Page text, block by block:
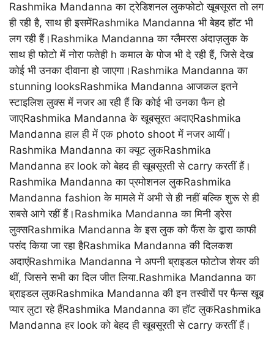
Rashmika Mandanna का ट्रेडिशनल लुकफोटो खूबसूरत तो लग
ही रही है, साथ ही इसमेंRashmika Mandanna भी बेहद हॉट भी
लग रही हैं।Rashmika Mandanna का ग्लैमरस अंदाज़लुक के
साथ ही फोटो में नोरा फतेही h कमाल के पोज भी दे रही हैं, जिसे देख
कोई भी उनका दीवाना हो जाएगा।Rashmika Mandanna का
stunning looksRashmika Mandanna आजकल इतने
स्‍टाइलिश लुक्‍स में नजर आ रही हैं कि कोई भी उनका फैन हो
जाएRashmika Mandanna के खूबसूरत अदाएRashmika
Mandanna हाल ही में एक photo shoot में नजर आयीं।
Rashmika Mandanna का क्यूट लुकRashmika
Mandanna हर look को बेहद ही खूबसूरती से carry करतीं हैं।
Rashmika Mandanna का प्रमोशनल लुकRashmika
Mandanna fashion के मामले में अभी से ही नहीं बल्कि शुरू से ही
सबसे आगे रहीं हैं।Rashmika Mandanna का मिनी ड्रेस
लुक्सRashmika Mandanna के इस लुक को फैंस के द्बारा काफी
पसंद किया जा रहा हैRashmika Mandanna की दिलकश
अदाएंRashmika Mandanna ने अपनी ब्राइडल फोटोज शेयर की
थीं, जिसने सभी का दिल जीत लिया.Rashmika Mandanna का
ब्राइडल लुकRashmika Mandanna की इन तस्वीरों पर फैन्स खूब
प्यार लुटा रहे हैंRashmika Mandanna का हॉट लुकRashmika
Mandanna हर look को बेहद ही खूबसूरती से carry करतीं हैं।